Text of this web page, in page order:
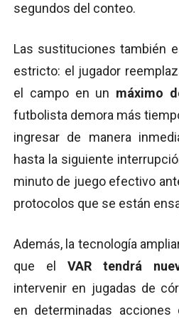
segundos del conteo.
Las sustituciones también
estricto: el jugador
el campo en un máximo
futbolista demora más
ingresar de manera
hasta la siguiente
minuto de juego efectivo
protocolos que se están
Además, la tecnología
que el VAR tendrá
intervenir en jugadas de
en determinadas